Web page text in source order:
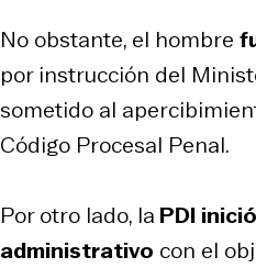
No obstante, el hombre
por instrucción del
sometido al
Código Procesal Penal.
Por otro lado, la PDI
administrativo con el